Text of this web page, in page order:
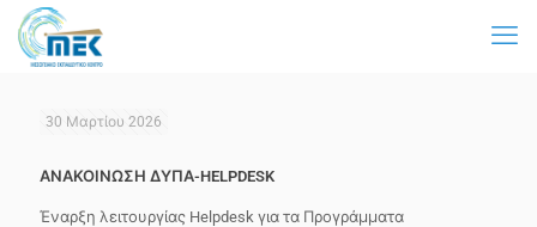
30 Μαρτίου 2026
ΑΝΑΚΟΙΝΩΣΗ ΔΥΠΑ-HELPDESK
Έναρξη λειτουργίας Helpdesk για τα Προγράμματα